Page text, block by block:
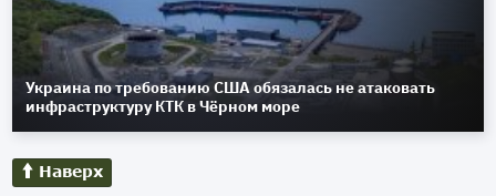
Украина по требованию США обязалась не атаковать
инфраструктуру КТК в Чёрном море
Наверх